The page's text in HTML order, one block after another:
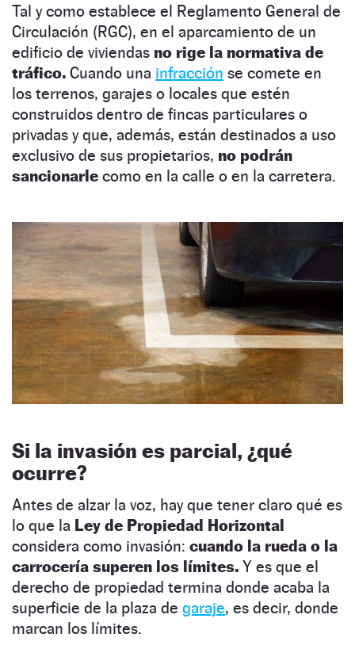
Tal y como establece el Reglamento General de
Circulación (RGC), en el aparcamiento de un
edificio de viviendas no rige la normativa de
tráfico. Cuando una infracción se comete en
los terrenos, garajes o locales que estén
construidos dentro de fincas particulares o
privadas y que, además, están destinados a uso
exclusivo de sus propietarios, no podrán
sancionarle como en la calle o en la carretera.
Si la invasión es parcial, ¿qué
ocurre?
Antes de alzar la voz, hay que tener claro qué es
lo que la Ley de Propiedad Horizontal
considera como invasión: cuando la rueda o la
carrocería superen los límites. Y es que el
derecho de propiedad termina donde acaba la
superficie de la plaza de garaje, es decir, donde
marcan los límites.